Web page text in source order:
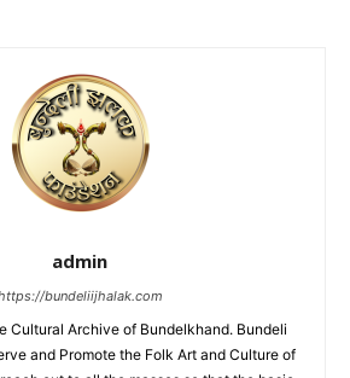
admin
bundeliijhalak.com
Cultural Archive of Bundelkhand. Bundeli
and Promote the Folk Art and Culture of